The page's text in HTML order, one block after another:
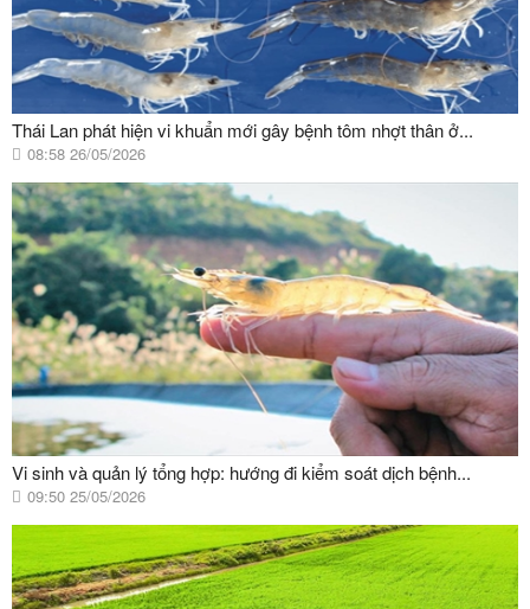
Thái Lan phát hiện vi khuẩn mới gây bệnh tôm nhợt thân ở...
08:58 26/05/2026
Vi sinh và quản lý tổng hợp: hướng đi kiểm soát dịch bệnh...
09:50 25/05/2026